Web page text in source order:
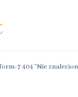
7 404 "Nie